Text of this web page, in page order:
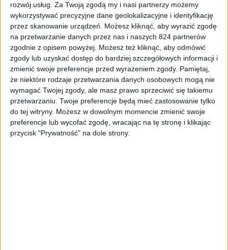
rozwój usług. Za Twoją zgodą my i nasi partnerzy możemy
wykorzystywać precyzyjne dane geolokalizacyjne i identyfikację
przez skanowanie urządzeń. Możesz kliknąć, aby wyrazić zgodę
na przetwarzanie danych przez nas i naszych 824 partnerów
zgodnie z opisem powyżej. Możesz też kliknąć, aby odmówić
zgody lub uzyskać dostęp do bardziej szczegółowych informacji i
zmienić swoje preferencje przed wyrażeniem zgody. Pamiętaj,
że niektóre rodzaje przetwarzania danych osobowych mogą nie
wymagać Twojej zgody, ale masz prawo sprzeciwić się takiemu
przetwarzaniu. Twoje preferencje będą mieć zastosowanie tylko
do tej witryny. Możesz w dowolnym momencie zmienić swoje
preferencje lub wycofać zgodę, wracając na tę stronę i klikając
przycisk "Prywatność" na dole strony.
dobre wrażenie. Sam wygląd może nie różni się
znacząco od reszty linii Galaxy, ale mimo wszystko
Alpha to nowa seria smartfonów i nie można jej
porównać ani do rodziny S, ani do Note. 4,7-calowe
urządzenie jest rozsądnym kompromisem między
poręcznością, a funkcjonalnym dotykowym
ekranem.Smuci niestety sugerowana cena.2500
złotych może okazać się nieco zaporową ceną, ale
znając koreańskiego producenta trafi on do
przedsprzedaży w ciekawej ofercie. 1860 mAh
może okazać się piętą achillesową Alphy, ale jest to